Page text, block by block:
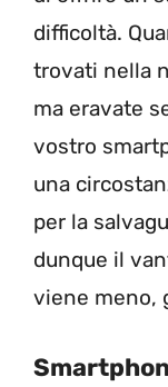
difficoltà.
trovati nella
ma eravate
vostro
una
per la
dunque il
viene meno,